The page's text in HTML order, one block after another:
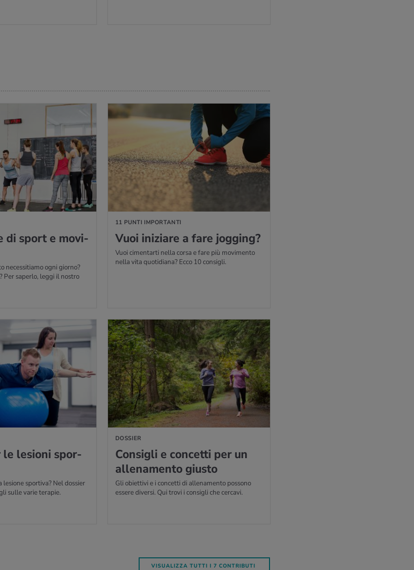
di sport e mo­vi­
necessitiamo ogni giorno?
Per saperlo, leggi il nostro
11 PUNTI IMPORTANTI
Vuoi ini­zia­re a fare jog­ging?
Vuoi cimentarti nella corsa e fare più movimento
nella vita quotidiana? Ecco 10 consigli.
le le­sio­ni spor­
lesione sportiva? Nel dossier
sulle varie terapie.
DOSSIER
Con­si­gli e con­cet­ti per un
al­le­na­men­to giu­sto
Gli obiettivi e i concetti di allenamento possono
essere diversi. Qui trovi i consigli che cercavi.
VISUALIZZA TUTTI I 7 CONTRIBUTI